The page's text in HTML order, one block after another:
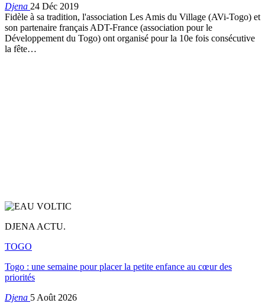
Djena 24 Déc 2019
Fidèle à sa tradition, l'association Les Amis du Village (AVi-Togo) et
son partenaire français ADT-France (association pour le
Développement du Togo) ont organisé pour la 10e fois consécutive
la fête…
DJENA ACTU.
TOGO
Togo : une semaine pour placer la petite enfance au cœur des
priorités
Djena 5 Août 2026